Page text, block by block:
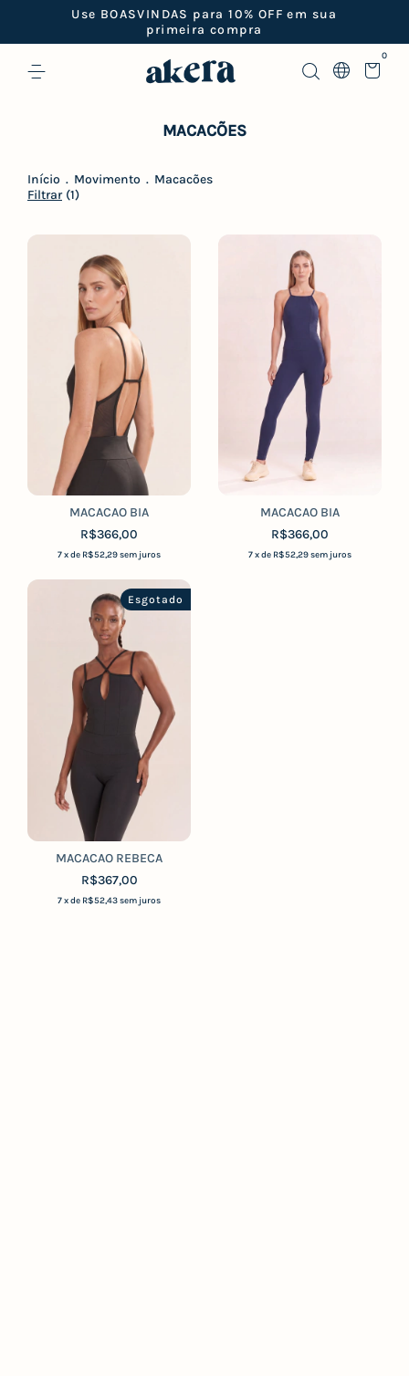
Use BOASVINDAS para 10% OFF em sua
primeira compra
0
MACACÕES
Início . Movimento . Macacões
Filtrar (1)
MACACAO BIA
R$366,00
7x de R$52,29sem juros
MACACAO BIA
R$366,00
7x de R$52,29sem juros
Esgotado
MACACAO REBECA
R$367,00
7x de R$52,43sem juros